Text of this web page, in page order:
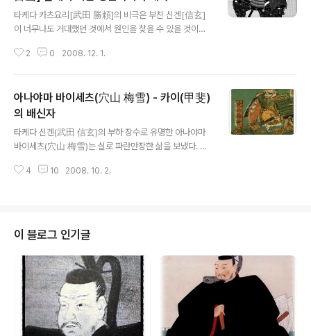
타케다 카츠요리[武田 勝頼]의 비극은 부친 신겐[信玄]
이 너무나도 거대했던 것에서 원인을 찾을 수 있을 것이다.
한 그림자가 드리운다. 오직 신겐이라는 거인과의 끈으로
신겐이 죽은 지 11일째에 카츠요리는 숙장들에게 '소홀함
이 없도록 하겠다'는 기청문(起請文)을 쓰지 않으면 안 되
었다. 카츠요리에게는 초조함이 있었다. 빨리 자신의 능력
을 보여주어서 노신들의 콧대를 꺾고 싶었다. 신겐은 “3년
간 죽음을 숨겨라. 병사를 일으키지 말고 영토를 지켜라”하
고 유언을 남겼지만, 카츠요리는 그것을 기다릴 수 없었다.
2 0 2008. 12. 1.
아나야마 바이세츠(穴山 梅雪) - 카이(甲斐)
의 배신자
타케다 신겐(武田 信玄)의 부하 장수로 유명한 아나야마
바이세츠(穴山 梅雪)는 실로 파란만장한 삶을 보냈다. 그
나 다이고쿠텐(大黒天(모습))이 입고 있는듯한 카미코로
붓글씨는 상당히 뛰어났다고 한다. 주가(主家)인 타케다
(武田) 가문과는 대단히 짙은 혈연으로 이어져 있었다. 즉,
타케다 가문의 선조 노부타케(信武)의 넷째 아들인 시로우
요시타케(四郎 義武)가 카이(甲斐)의 아나야마(穴山)를
영지(領地)로 삼아서는 아나야마 씨(氏)를 칭했다..
4 10 2008. 10. 2.
이 블로그 인기글